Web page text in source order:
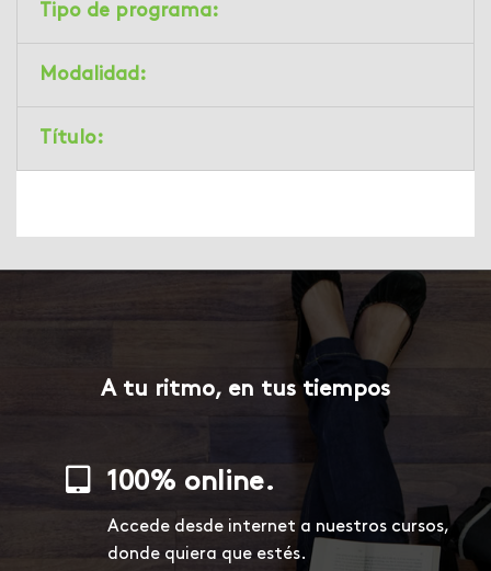
Tipo de programa:
Modalidad:
Título:
A tu ritmo, en tus tiempos
100% online.
Accede desde internet a nuestros cursos,
donde quiera que estés.